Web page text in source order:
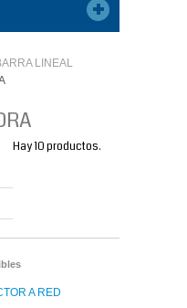
LINEAL
Hay 10 productos.
A RED